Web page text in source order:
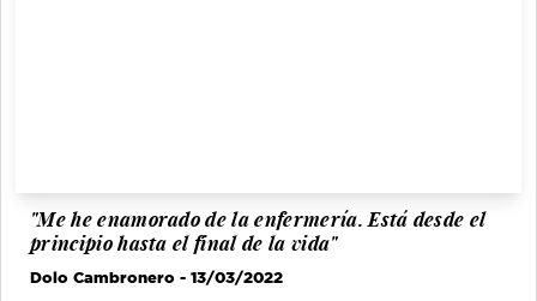
"Me he enamorado de la enfermería. Está desde el
principio hasta el final de la vida"
Dolo Cambronero - 13/03/2022